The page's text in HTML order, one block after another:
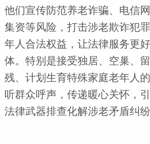
他们宣传防范养老诈骗、电信
集资等风险，打击涉老欺诈犯
年人合法权益，让法律服务更
体。 特别是接受独居、空巢、
残、计划生育特殊家庭老年人
听群众呼声，传递暖心关怀，
法律武器排查化解涉老矛盾纠纷